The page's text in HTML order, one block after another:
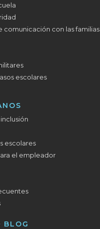
comunicación con las familias
escolares
escolares
el empleador
BLOG